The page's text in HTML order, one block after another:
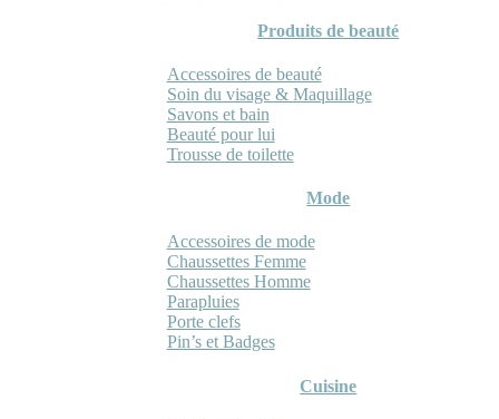
Produits de beauté
Accessoires de beauté
Soin du visage & Maquillage
Savons et bain
Beauté pour lui
Trousse de toilette
Mode
Accessoires de mode
Chaussettes Femme
Chaussettes Homme
Parapluies
Porte clefs
Pin’s et Badges
Cuisine